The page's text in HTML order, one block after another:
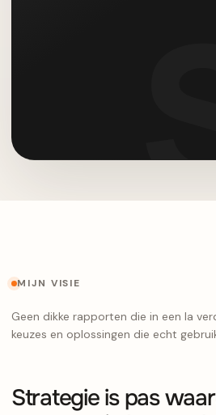
MIJN VISIE
Geen dikke rapporten die in een la
keuzes en oplossingen die echt
Strategie is pas